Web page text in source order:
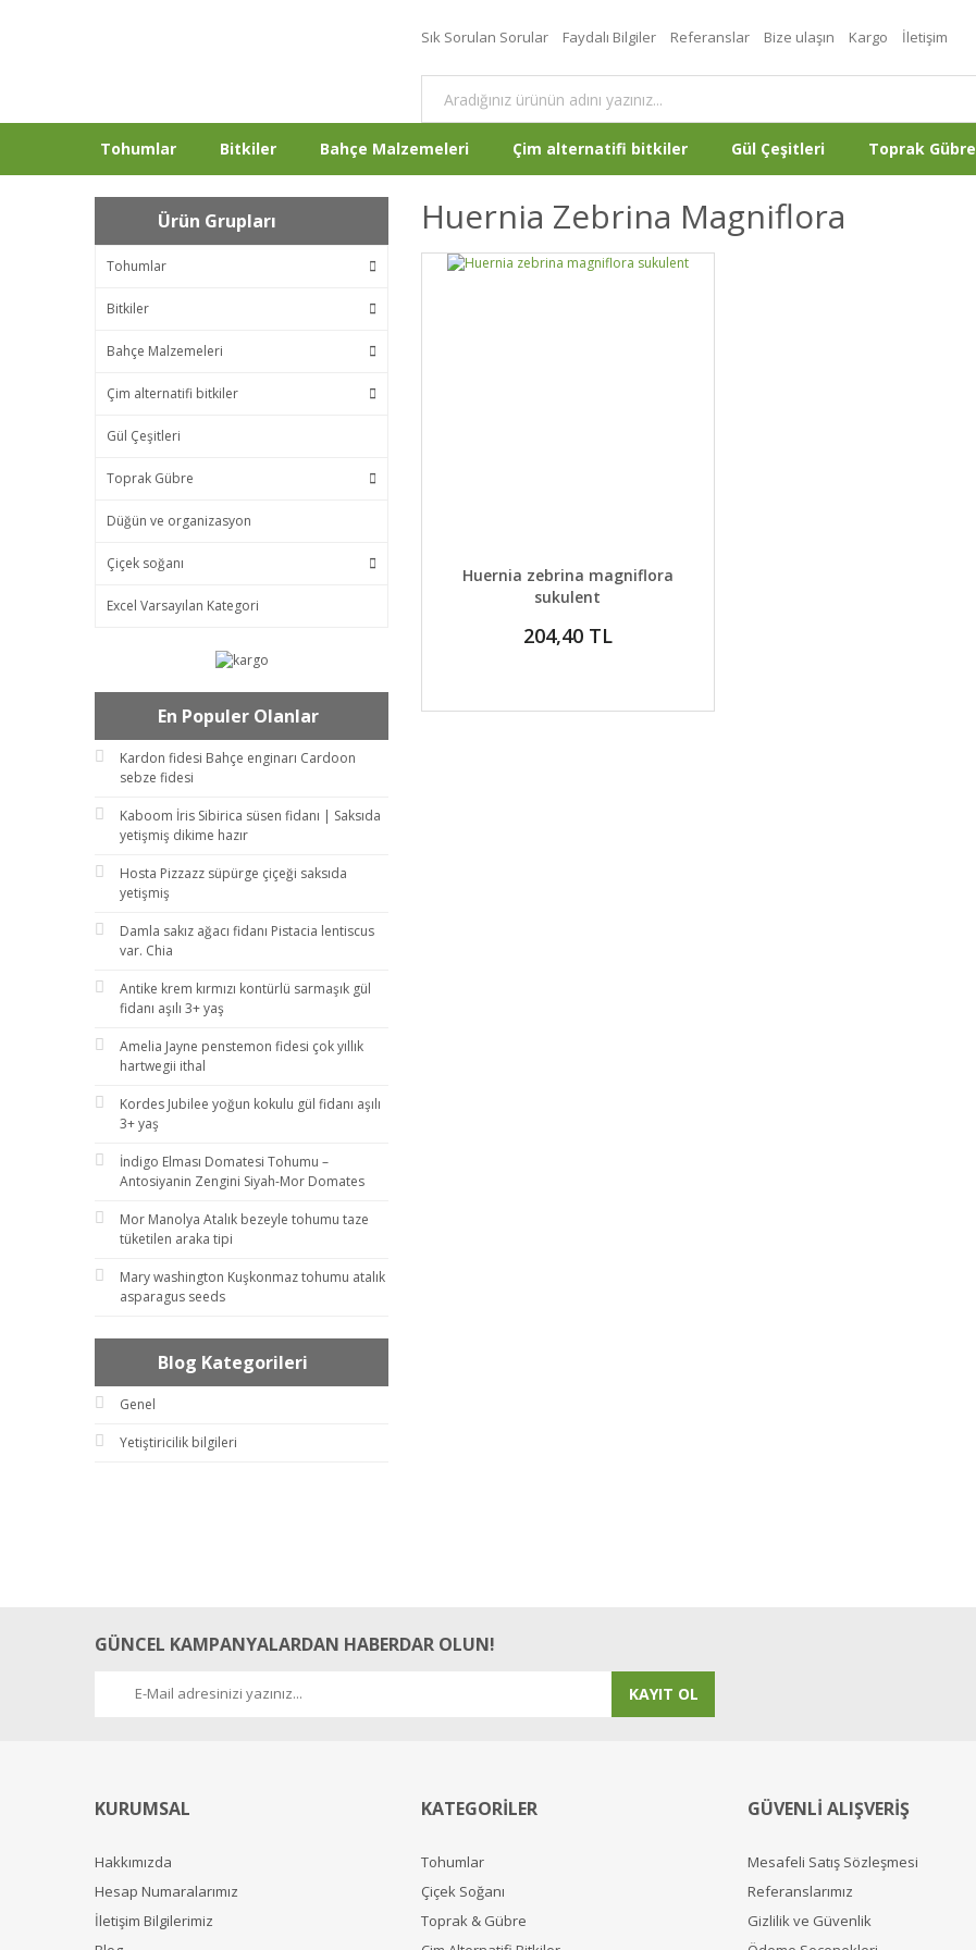
Sık Sorulan Sorular Faydalı Bilgiler Referanslar Bize ulaşın Kargo İletişim
Tohumlar Bitkiler Bahçe Malzemeleri Çim alternatifi bitkiler Gül Çeşitleri Toprak Gübre
Ürün Grupları
Tohumlar
Bitkiler
Bahçe Malzemeleri
Çim alternatifi bitkiler
Gül Çeşitleri
Toprak Gübre
Düğün ve organizasyon
Çiçek soğanı
Excel Varsayılan Kategori
En Populer Olanlar
Kardon fidesi Bahçe enginarı Cardoon
sebze fidesi
Kaboom İris Sibirica süsen fidanı | Saksıda
yetişmiş dikime hazır
Hosta Pizzazz süpürge çiçeği saksıda
yetişmiş
Damla sakız ağacı fidanı Pistacia lentiscus
var. Chia
Antike krem kırmızı kontürlü sarmaşık gül
fidanı aşılı 3+ yaş
Amelia Jayne penstemon fidesi çok yıllık
hartwegii ithal
Kordes Jubilee yoğun kokulu gül fidanı aşılı
3+ yaş
İndigo Elması Domatesi Tohumu –
Antosiyanin Zengini Siyah-Mor Domates
Mor Manolya Atalık bezeyle tohumu taze
tüketilen araka tipi
Mary washington Kuşkonmaz tohumu atalık
asparagus seeds
Blog Kategorileri
Genel
Yetiştiricilik bilgileri
Huernia Zebrina Magniflora
DETAYLAR GELİNCE HABER VER
Huernia zebrina magniflora
sukulent
204,40 TL
GÜNCEL KAMPANYALARDAN HABERDAR OLUN!
KAYIT OL
KURUMSAL
Hakkımızda
Hesap Numaralarımız
İletişim Bilgilerimiz
KATEGORİLER
Tohumlar
Çiçek Soğanı
Toprak & Gübre
GÜVENLİ ALIŞVERİŞ
Mesafeli Satış Sözleşmesi
Referanslarımız
Gizlilik ve Güvenlik